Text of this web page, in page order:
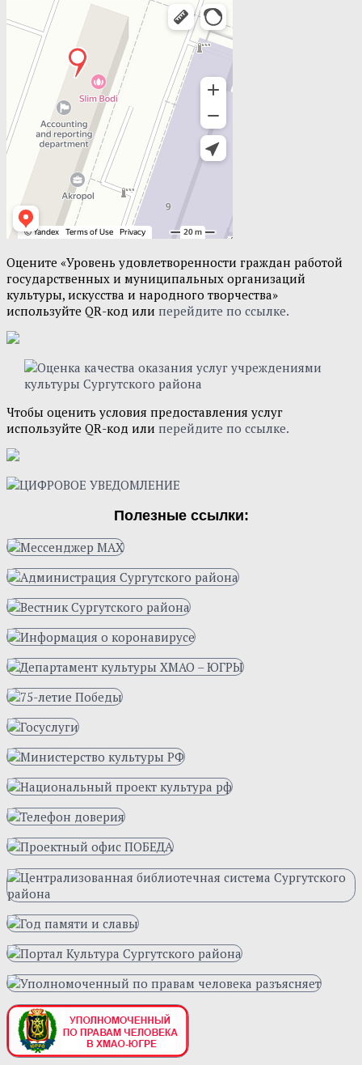
Оцените «Уровень удовлетворенности граждан работой
государственных и муниципальных организаций
культуры, искусства и народного творчества»
используйте QR-код или перейдите по ссылке.
Чтобы оценить условия предоставления услуг
используйте QR-код или перейдите по ссылке.
Полезные ссылки: